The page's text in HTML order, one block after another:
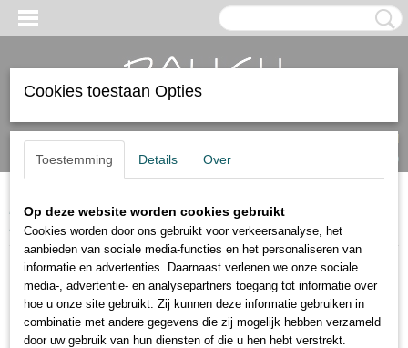
Inloggen Registreren
(0)
Home >Dames armbanden>Leren armbanden
Ronan bruin
Cookies toestaan Opties
Toestemming Details Over
Op deze website worden cookies gebruikt
Cookies worden door ons gebruikt voor verkeersanalyse, het
aanbieden van sociale media-functies en het personaliseren van
informatie en advertenties. Daarnaast verlenen we onze sociale
media-, advertentie- en analysepartners toegang tot informatie over
hoe u onze site gebruikt. Zij kunnen deze informatie gebruiken in
combinatie met andere gegevens die zij mogelijk hebben verzameld
door uw gebruik van hun diensten of die u hen hebt verstrekt.